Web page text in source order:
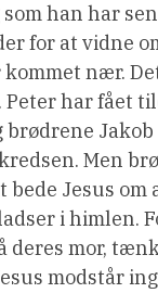
han har
for at vidne
nær.
Peter har fået
Jakob
Men
bede Jesus om
i himlen.
deres mor,
modstår